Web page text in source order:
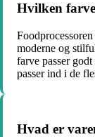
Hvilken
moderne og
farve passer
passer ind i de
Hvad er